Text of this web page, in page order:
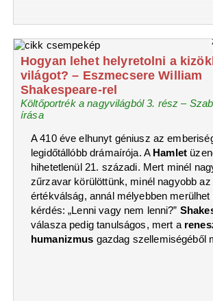
Hogyan lehet helyretolni a
világot? – Eszmecsere William
Shakespeare-rel
Költőportrék a nagyvilágból 3. rész –
írása
A 410 éve elhunyt géniusz az
legidőtállóbb drámaírója. A Hamlet
hihetetlenül 21. századi. Mert minél
zűrzavar körülöttünk, minél nagyobb az
értékválság, annál mélyebben merülhet
kérdés: „Lenni vagy nem lenni?”
válasza pedig tanulságos, mert a
humanizmus gazdag szellemiségéből